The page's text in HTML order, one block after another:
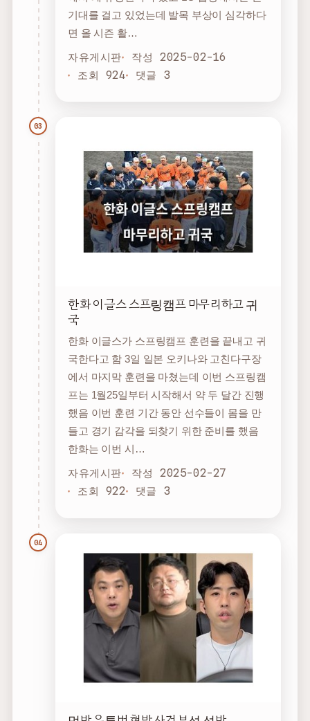
기대를 걸고 있었는데 발목 부상이 심각하다
면 올 시즌 활…
자유게시판
작성 2025-02-16
조회 924
댓글 3
03
한화 이글스 스프링캠프 마무리하고 귀
국
한화 이글스가 스프링캠프 훈련을 끝내고 귀
국한다고 함 3일 일본 오키나와 고친다구장
에서 마지막 훈련을 마쳤는데 이번 스프링캠
프는 1월25일부터 시작해서 약 두 달간 진행
했음 이번 훈련 기간 동안 선수들이 몸을 만
들고 경기 감각을 되찾기 위한 준비를 했음
한화는 이번 시…
자유게시판
작성 2025-02-27
조회 922
댓글 3
04